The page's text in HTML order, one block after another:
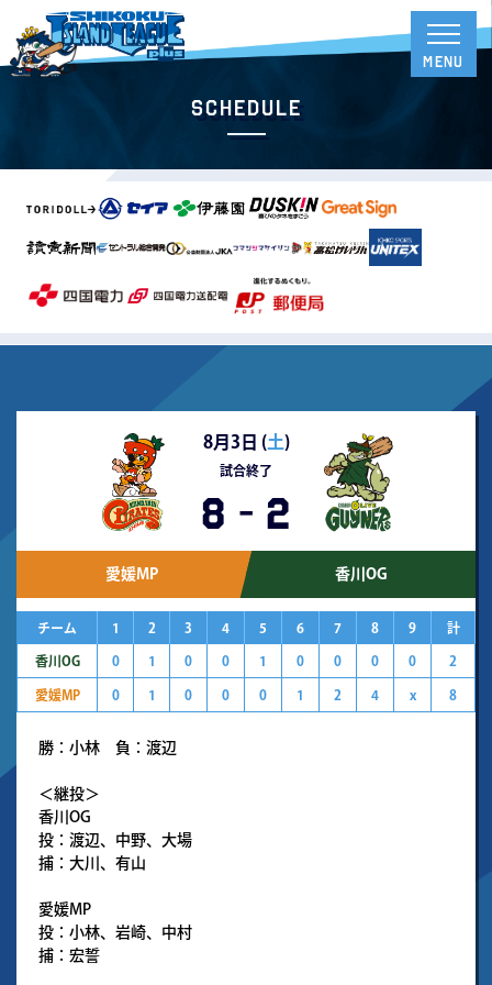
Schedule
8月3日 (土)
試合終了
8 - 2
愛媛MP 香川OG
チーム 1 2 3 4 5 6 7 8 9 計
香川OG 0 1 0 0 1 0 0 0 0 2
愛媛MP 0 1 0 0 0 1 2 4 x 8
勝：小林 負：渡辺
＜継投＞
香川OG
投：渡辺、中野、大場
捕：大川、有山
愛媛MP
投：小林、岩崎、中村
捕：宏誓